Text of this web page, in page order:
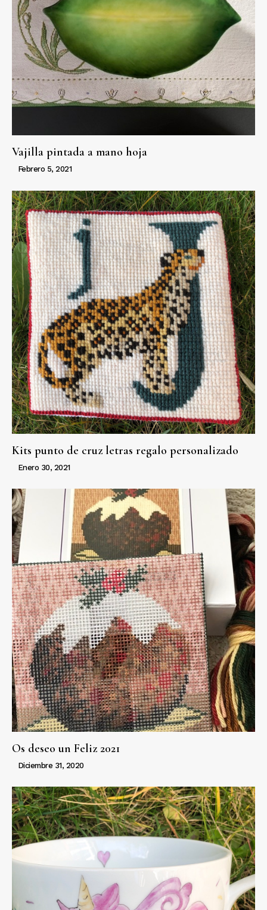
Vajilla pintada a mano hoja
Febrero 5, 2021
Kits punto de cruz letras regalo personalizado
Enero 30, 2021
Os deseo un Feliz 2021
Diciembre 31, 2020